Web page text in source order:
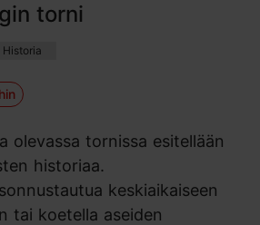
torni
Historia
olevassa tornissa esitellään
historiaa.
keskiaikaiseen
tai koetella aseiden